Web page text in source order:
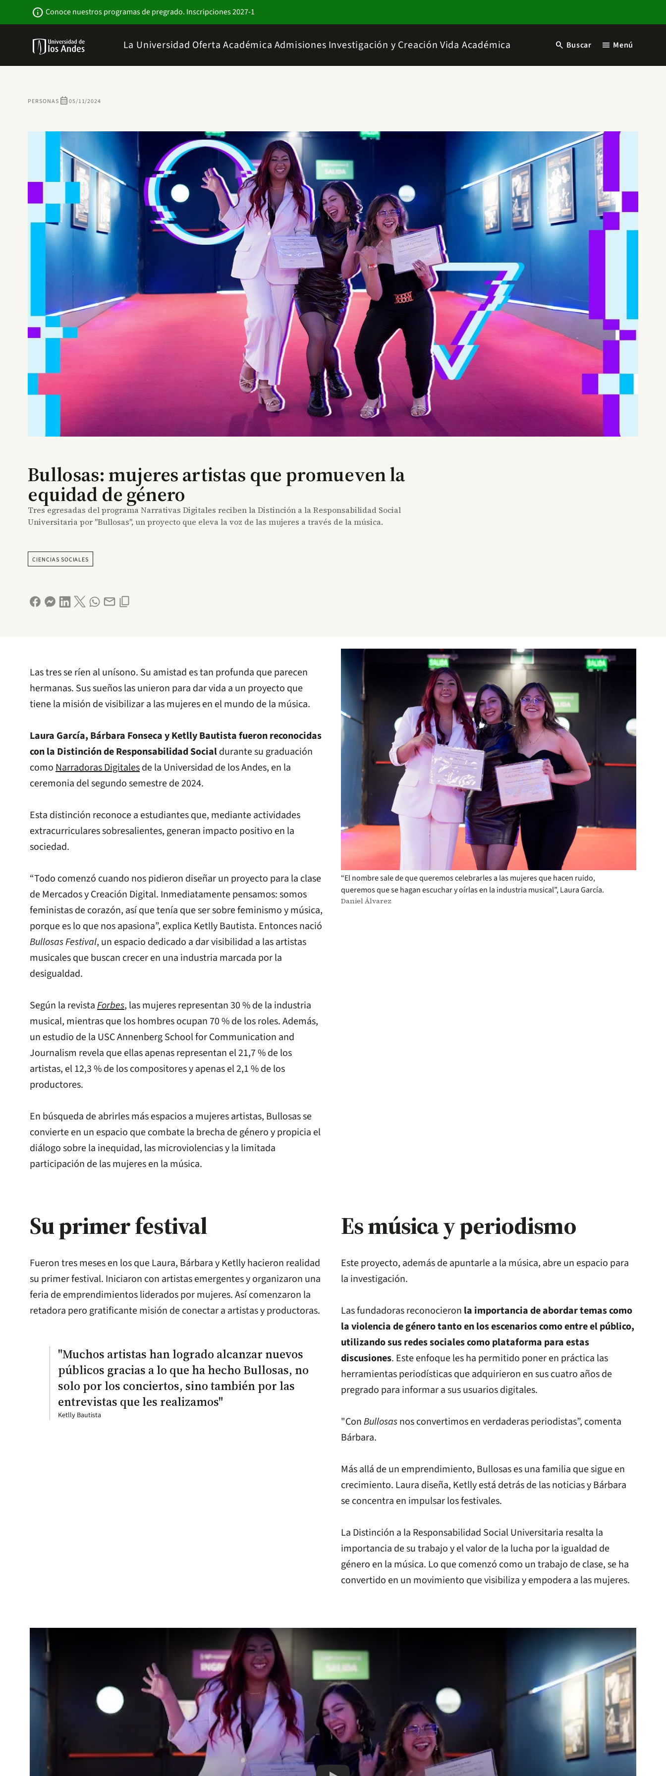
info Conoce nuestros programas de pregrado. Inscripciones 2027-1
La Universidad Oferta Académica Admisiones Investigación y Creación Vida Académica search Buscar menu Menú
PERSONAS calendar_month05/11/2024
Bullosas: mujeres artistas que promueven la
equidad de género
Tres egresadas del programa Narrativas Digitales reciben la Distinción a la Responsabilidad Social
Universitaria por "Bullosas", un proyecto que eleva la voz de las mujeres a través de la música.
CIENCIAS SOCIALES
Las tres se ríen al unísono. Su amistad es tan profunda que parecen
hermanas. Sus sueños las unieron para dar vida a un proyecto que
tiene la misión de visibilizar a las mujeres en el mundo de la música.
Laura García, Bárbara Fonseca y Ketlly Bautista fueron reconocidas
con la Distinción de Responsabilidad Socialdurante su graduación
comoNarradoras Digitalesde la Universidad de los Andes, en la
ceremonia del segundo semestre de 2024.
Esta distinción reconoce a estudiantes que, mediante actividades
extracurriculares sobresalientes, generan impacto positivo en la
sociedad.
“Todo comenzó cuando nos pidieron diseñar un proyecto para la clase
de Mercados y Creación Digital. Inmediatamente pensamos: somos
feministas de corazón, así que tenía que ser sobre feminismo y música,
porque es lo que nos apasiona”, explica Ketlly Bautista. Entonces nació
Bullosas Festival, un espacio dedicado a dar visibilidad a las artistas
musicales que buscan crecer en una industria marcada por la
desigualdad.
Según la revistaForbes, las mujeres representan 30 % de la industria
musical, mientras que los hombres ocupan 70 % de los roles. Además,
un estudio de la USC Annenberg School for Communication and
Journalism revela que ellas apenas representan el 21,7 % de los
artistas, el 12,3 % de los compositores y apenas el 2,1 % de los
productores.
En búsqueda de abrirles más espacios a mujeres artistas, Bullosas se
convierte en un espacio que combate la brecha de género y propicia el
diálogo sobre la inequidad, las microviolencias y la limitada
participación de las mujeres en la música.
“El nombre sale de que queremos celebrarles a las mujeres que hacen ruido,
queremos que se hagan escuchar y oírlas en la industria musical”, Laura García.
Daniel Álvarez
Su primer festival
Fueron tres meses en los que Laura, Bárbara y Ketlly hacieron realidad
su primer festival. Iniciaron con artistas emergentes y organizaron una
feria de emprendimientos liderados por mujeres. Así comenzaron la
retadora pero gratificante misión de conectar a artistas y productoras.
"Muchos artistas han logrado alcanzar nuevos
públicos gracias a lo que ha hecho Bullosas, no
solo por los conciertos, sino también por las
entrevistas que les realizamos"
Ketlly Bautista
Es música y periodismo
Este proyecto, además de apuntarle a la música, abre un espacio para
la investigación.
Las fundadoras reconocieron la importancia de abordar temas como
la violencia de género tanto en los escenarios como entre el público,
utilizando sus redes sociales como plataforma para estas
discusiones. Este enfoque les ha permitido poner en práctica las
herramientas periodísticas que adquirieron en sus cuatro años de
pregrado para informar a sus usuarios digitales.
"ConBullosasnos convertimos en verdaderas periodistas”, comenta
Bárbara.
Más allá de un emprendimiento, Bullosas es una familia que sigue en
crecimiento. Laura diseña, Ketlly está detrás de las noticias y Bárbara
se concentra en impulsar los festivales.
La Distinción a la Responsabilidad Social Universitaria resalta la
importancia de su trabajo y el valor de la lucha por la igualdad de
género en la música. Lo que comenzó como un trabajo de clase, se ha
convertido en un movimiento que visibiliza y empodera a las mujeres.